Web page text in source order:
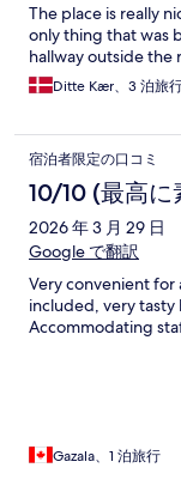
The place is really
only thing that was
hallway outside the
Ditte Kær、3 泊旅
宿泊者限定の口コミ
10/10 (最高
2026 年 3 月 29 日
Google で翻訳
Very convenient for
included, very tasty
Accommodating
Gazala、1 泊旅行